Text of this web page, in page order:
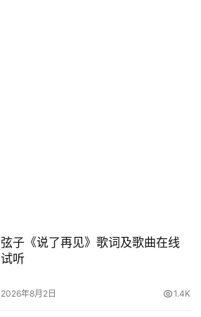
弦子《说了再见》歌词及歌曲在线
试听
2026年8月2日 1.4K